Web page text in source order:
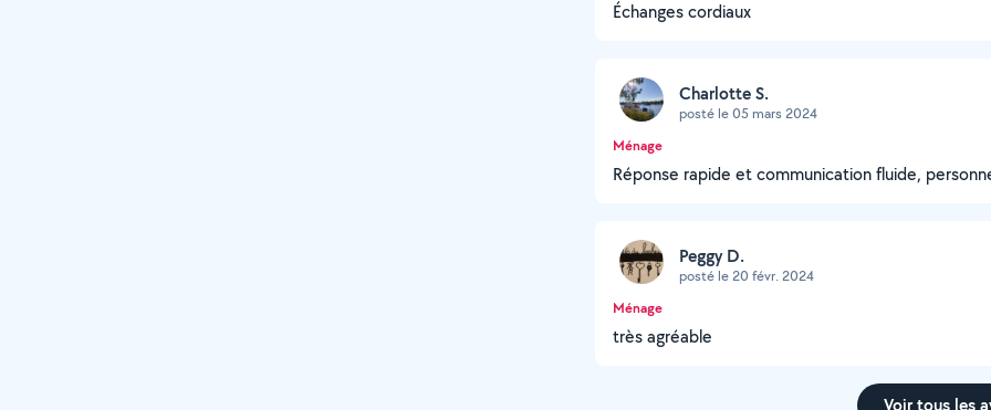
Échanges cordiaux
Charlotte S.
posté le 05 mars 2024
Ménage
Réponse rapide et communication fluide,
Peggy D.
posté le 20 févr. 2024
Ménage
très agréable
Voir tous les